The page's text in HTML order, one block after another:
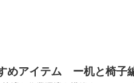
めアイテム ー机と椅子